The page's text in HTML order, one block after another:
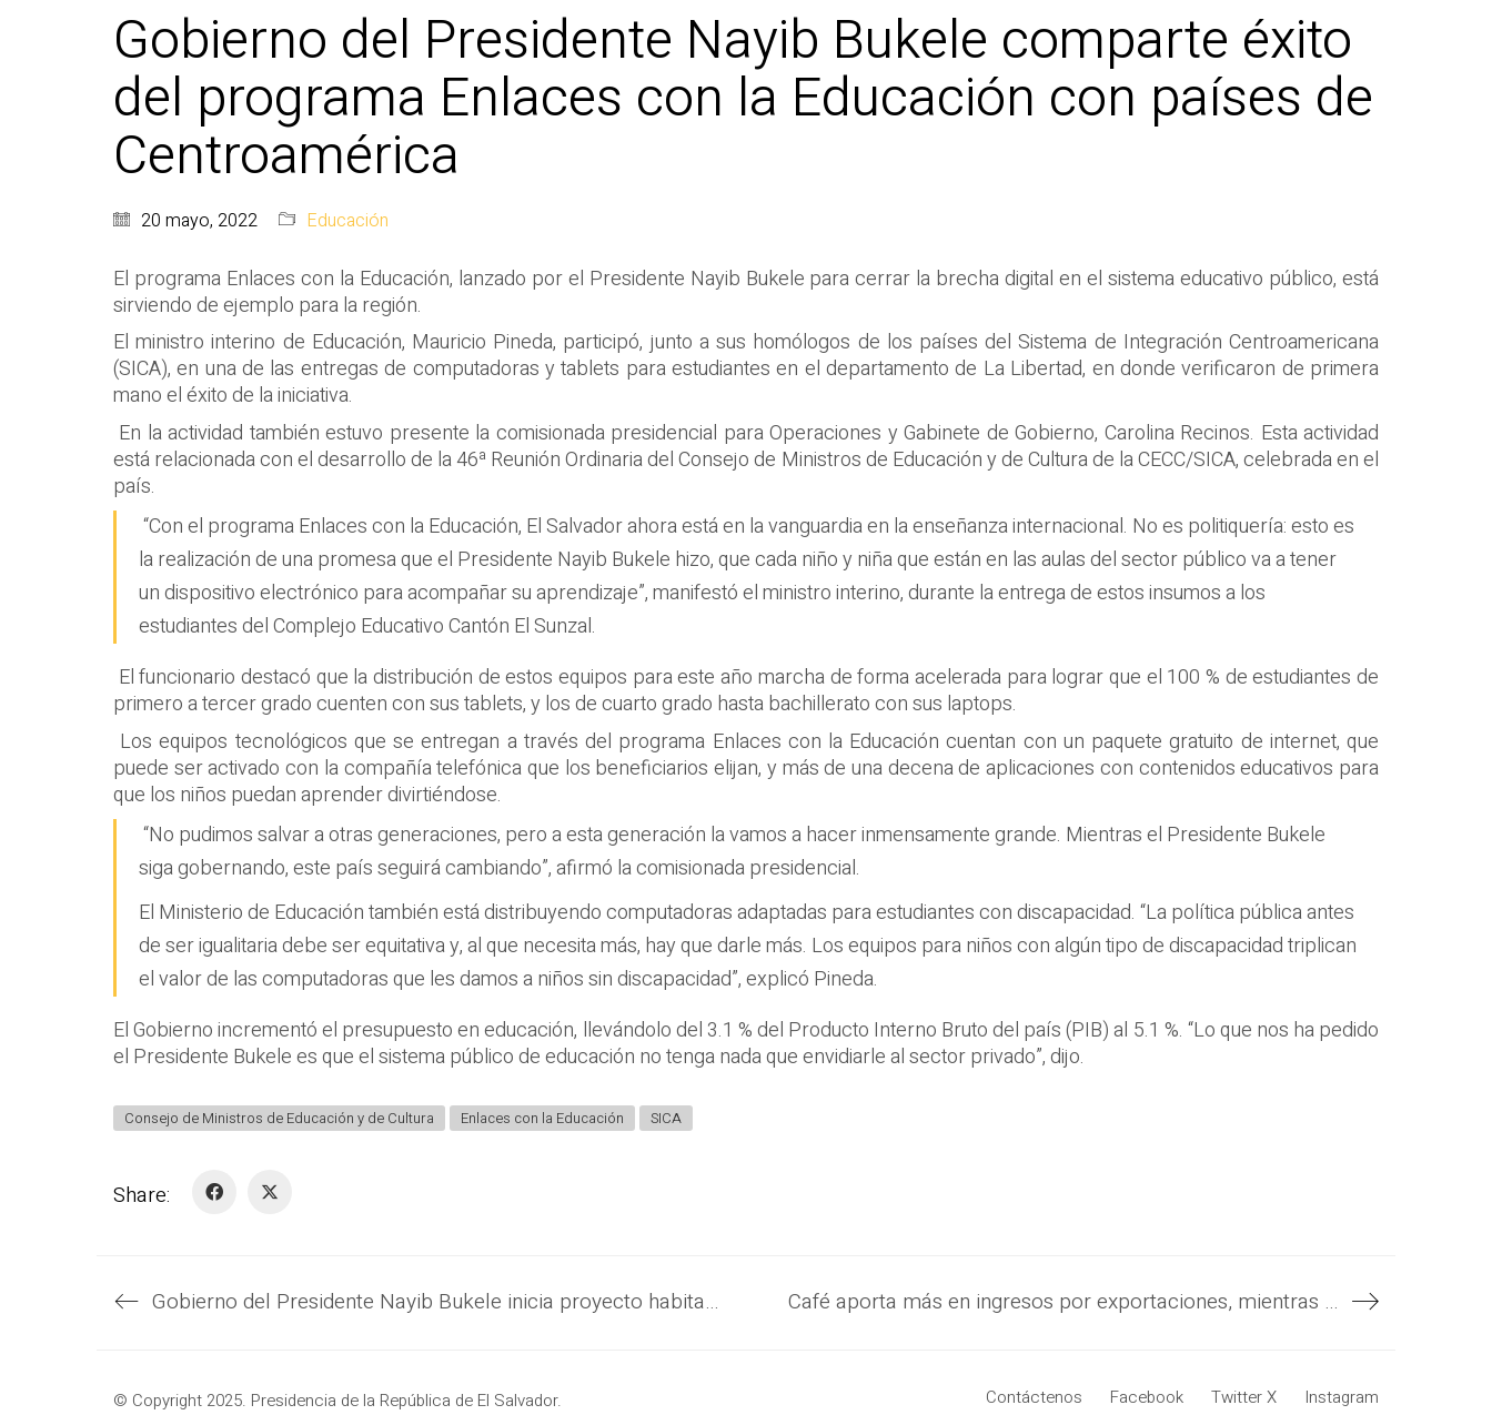
Gobierno del Presidente Nayib Bukele comparte éxito
del programa Enlaces con la Educación con países de
Centroamérica
20 mayo, 2022 Educación
El programa Enlaces con la Educación, lanzado por el Presidente Nayib Bukele para cerrar la brecha digital en el sistema educativo público, está
sirviendo de ejemplo para la región.
El ministro interino de Educación, Mauricio Pineda, participó, junto a sus homólogos de los países del Sistema de Integración Centroamericana
(SICA), en una de las entregas de computadoras y tablets para estudiantes en el departamento de La Libertad, en donde verificaron de primera
mano el éxito de la iniciativa.
En la actividad también estuvo presente la comisionada presidencial para Operaciones y Gabinete de Gobierno, Carolina Recinos. Esta actividad
está relacionada con el desarrollo de la 46ª Reunión Ordinaria del Consejo de Ministros de Educación y de Cultura de la CECC/SICA, celebrada en el
país.
“Con el programa Enlaces con la Educación, El Salvador ahora está en la vanguardia en la enseñanza internacional. No es politiquería: esto es
la realización de una promesa que el Presidente Nayib Bukele hizo, que cada niño y niña que están en las aulas del sector público va a tener
un dispositivo electrónico para acompañar su aprendizaje”, manifestó el ministro interino, durante la entrega de estos insumos a los
estudiantes del Complejo Educativo Cantón El Sunzal.
El funcionario destacó que la distribución de estos equipos para este año marcha de forma acelerada para lograr que el 100 % de estudiantes de
primero a tercer grado cuenten con sus tablets, y los de cuarto grado hasta bachillerato con sus laptops.
Los equipos tecnológicos que se entregan a través del programa Enlaces con la Educación cuentan con un paquete gratuito de internet, que
puede ser activado con la compañía telefónica que los beneficiarios elijan, y más de una decena de aplicaciones con contenidos educativos para
que los niños puedan aprender divirtiéndose.
“No pudimos salvar a otras generaciones, pero a esta generación la vamos a hacer inmensamente grande. Mientras el Presidente Bukele
siga gobernando, este país seguirá cambiando”, afirmó la comisionada presidencial.
El Ministerio de Educación también está distribuyendo computadoras adaptadas para estudiantes con discapacidad. “La política pública antes
de ser igualitaria debe ser equitativa y, al que necesita más, hay que darle más. Los equipos para niños con algún tipo de discapacidad triplican
el valor de las computadoras que les damos a niños sin discapacidad”, explicó Pineda.
El Gobierno incrementó el presupuesto en educación, llevándolo del 3.1 % del Producto Interno Bruto del país (PIB) al 5.1 %. “Lo que nos ha pedido
el Presidente Bukele es que el sistema público de educación no tenga nada que envidiarle al sector privado”, dijo.
Consejo de Ministros de Educación y de Cultura Enlaces con la Educación SICA
Share:
Gobierno del Presidente Nayib Bukele inicia proyecto habitacional para reasentar a familias de la comunidad Rafael A. Gutiérrez, en Ilopango Café aporta más en ingresos por exportaciones, mientras la base total de empresas que han colocado productos afuera sigue creciendo
Contáctenos Facebook Twitter X Instagram
© Copyright 2025. Presidencia de la República de El Salvador.